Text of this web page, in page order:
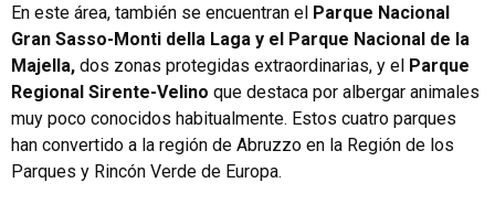
En este área, también se encuentran el Parque Nacional
Gran Sasso-Monti della Laga y el Parque Nacional de la
Majella, dos zonas protegidas extraordinarias, y el Parque
Regional Sirente-Velino que destaca por albergar animales
muy poco conocidos habitualmente. Estos cuatro parques
han convertido a la región de Abruzzo en la Región de los
Parques y Rincón Verde de Europa.